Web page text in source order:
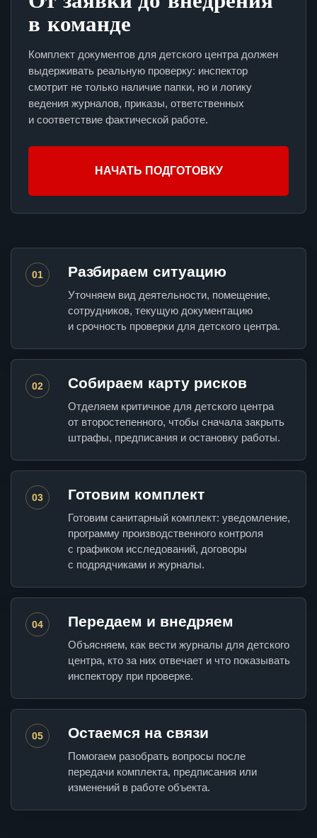
в команде
Комплект документов для детского центра должен
выдерживать реальную проверку: инспектор
смотрит не только наличие папки, но и логику
ведения журналов, приказы, ответственных
и соответствие фактической работе.
НАЧАТЬ ПОДГОТОВКУ
01 Разбираем ситуацию
Уточняем вид деятельности, помещение,
сотрудников, текущую документацию
и срочность проверки для детского центра.
02 Собираем карту рисков
Отделяем критичное для детского центра
от второстепенного, чтобы сначала закрыть
штрафы, предписания и остановку работы.
03 Готовим комплект
Готовим санитарный комплект: уведомление,
программу производственного контроля
с графиком исследований, договоры
с подрядчиками и журналы.
04 Передаем и внедряем
Объясняем, как вести журналы для детского
центра, кто за них отвечает и что показывать
инспектору при проверке.
05 Остаемся на связи
Помогаем разобрать вопросы после
передачи комплекта, предписания или
изменений в работе объекта.